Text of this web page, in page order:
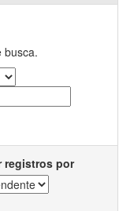
busca.
registros por